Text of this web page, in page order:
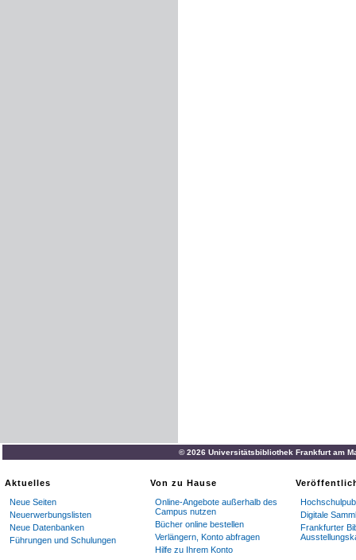
© 2026 Universitätsbibliothek Frankfurt am
Aktuelles
Neue Seiten
Neuerwerbungslisten
Neue Datenbanken
Führungen und Schulungen
Von zu Hause
Online-Angebote außerhalb des
Campus nutzen
Bücher online bestellen
Verlängern, Konto abfragen
Hilfe zu Ihrem Konto
Digitale
Frankfurter